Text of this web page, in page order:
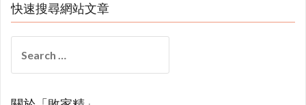
快速搜尋網站文章
for: